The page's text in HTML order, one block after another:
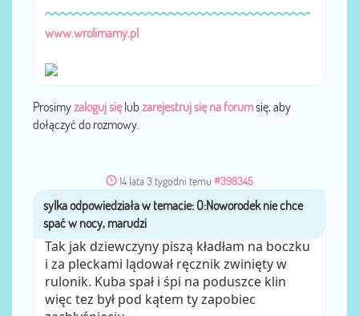
www.wrolimamy.pl
Prosimyzaloguj sięlub zarejestruj się na forumsię, aby
dołączyć do rozmowy.
14 lata 3 tygodni temu #398345
przezsylka
Tak jak dziewczyny piszą kładłam na boczku
i za pleckami lądował ręcznik zwinięty w
rulonik. Kuba spał i śpi na poduszce klin
więc tez był pod kątem ty zapobiec